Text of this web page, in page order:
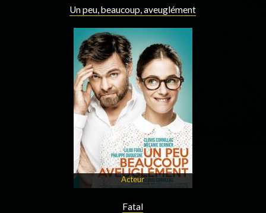
Un peu, beaucoup, aveuglément
Acteur
Fatal